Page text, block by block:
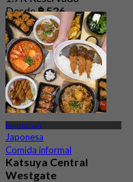
Desde฿ 526
Nonthaburi
Japonesa
Comida informal
Katsuya Central
Westgate